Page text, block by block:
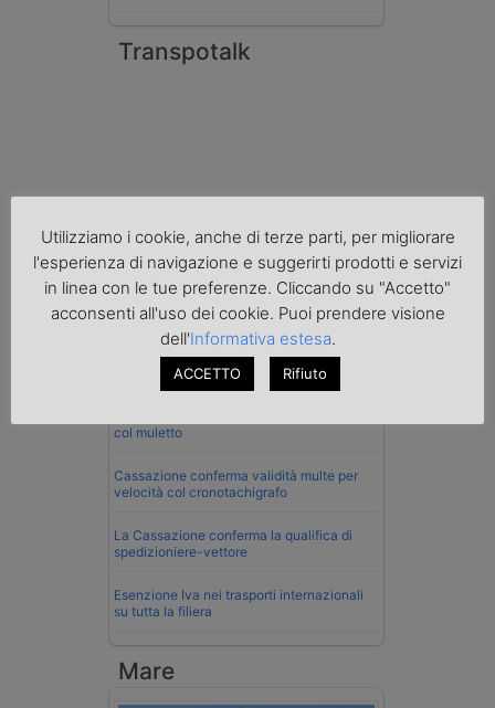
Transpotalk
Normativa
La riforma del Codice della Strada punta
sull’autotrasporto
col muletto
Cassazione conferma validità multe per
velocità col cronotachigrafo
La Cassazione conferma la qualifica di
spedizioniere-vettore
Esenzione Iva nei trasporti internazionali
su tutta la filiera
Mare
Utilizziamo i cookie, anche di terze parti, per migliorare
l'esperienza di navigazione e suggerirti prodotti e servizi
in linea con le tue preferenze. Cliccando su "Accetto"
acconsenti all'uso dei cookie. Puoi prendere visione
dell'Informativa estesa.
ACCETTO Rifiuto